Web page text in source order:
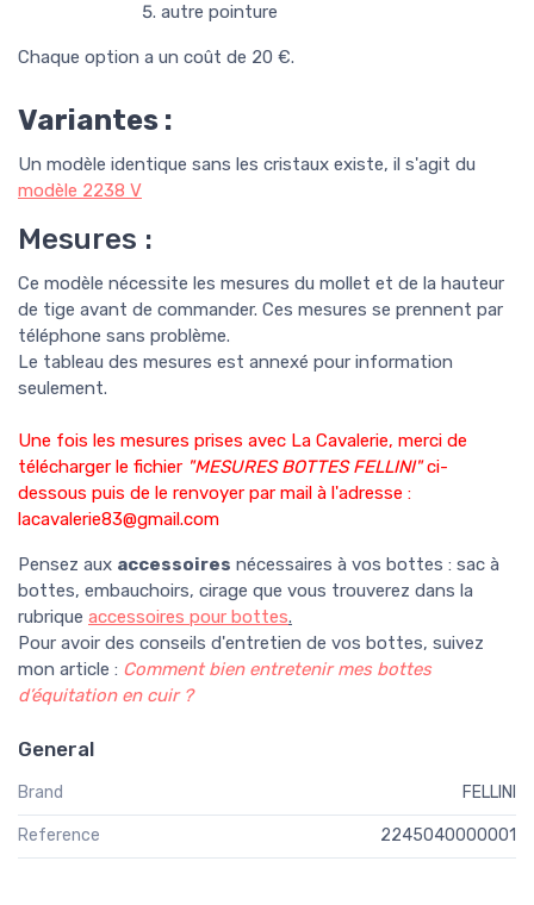
autre pointure
Chaque option a un coût de 20 €.
Variantes :
Un modèle identique sans les cristaux existe, il s'agit du
modèle 2238 V
Mesures :
Ce modèle nécessite les mesures du mollet et de la hauteur
de tige avant de commander. Ces mesures se prennent par
téléphone sans problème.
Le tableau des mesures est annexé pour information
seulement.
Une fois les mesures prises avec La Cavalerie, merci de
télécharger le fichier "MESURES BOTTES FELLINI"ci-
dessous puis de le renvoyer par mail à l'adresse :
lacavalerie83@gmail.com
Pensez aux accessoires nécessaires à vos bottes : sac à
bottes, embauchoirs, cirage que vous trouverez dans la
rubrique accessoires pour bottes.
Pour avoir des conseils d'entretien de vos bottes, suivez
mon article : Comment bien entretenir mes bottes
d’équitation en cuir ?
General
Brand FELLINI
Reference 2245040000001